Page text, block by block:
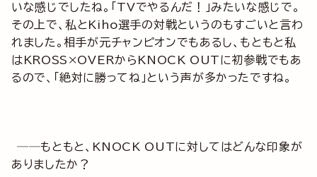
いな感じでしたね。「TVでやるんだ！」みたいな感じで。
その上で、私とKiho選手の対戦というのもすごいと言わ
れました。相手が元チャンピオンでもあるし、もともと私
はKROSS×OVERからKNOCK OUTに初参戦でもあ
るので、「絶対に勝ってね」という声が多かったですね。
──もともと、KNOCK OUTに対してはどんな印象が
ありましたか？